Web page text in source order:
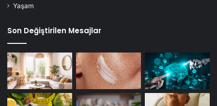
Yaşam
Son Değiştirilen Mesajlar